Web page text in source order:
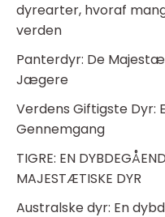
dyrearter, hvoraf
verden
Panterdyr: De
Jægere
Verdens Giftigste Dyr:
Gennemgang
TIGRE: EN
MAJESTÆTISKE DYR
Australske dyr: En